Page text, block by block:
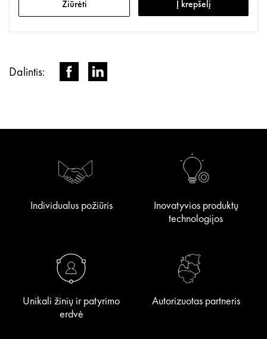
Žiūrėti Į krepšelį
Dalintis:
Individualus požiūris
Inovatyvios produktų
technologijos
Unikali žinių ir patyrimo
erdvė
Autorizuotas partneris